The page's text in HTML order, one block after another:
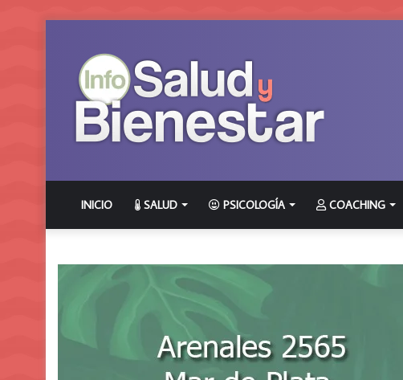
INICIO SALUD PSICOLOGÍA COACHING